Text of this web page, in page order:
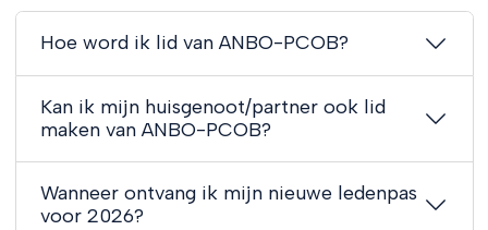
Hoe word ik lid van ANBO-PCOB?
Kan ik mijn huisgenoot/partner ook lid
maken van ANBO-PCOB?
Wanneer ontvang ik mijn nieuwe ledenpas
voor 2026?